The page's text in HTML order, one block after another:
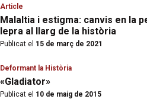
Article
Malaltia i estigma: canvis en la
lepra al llarg de la història
Publicat el 15 de març de 2021
Deformant la Història
«Gladiator»
Publicat el 10 de maig de 2015